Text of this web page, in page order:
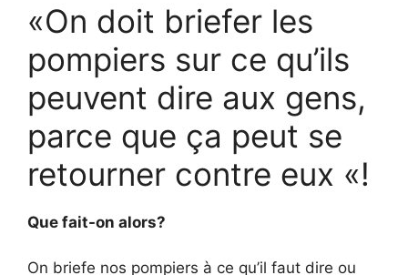
«On doit briefer les
pompiers sur ce qu’ils
peuvent dire aux gens,
parce que ça peut se
retourner contre eux «!
Que fait-on alors?
On briefe nos pompiers à ce qu’il faut dire ou